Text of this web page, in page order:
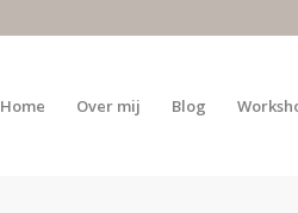
Home Over mij Blog